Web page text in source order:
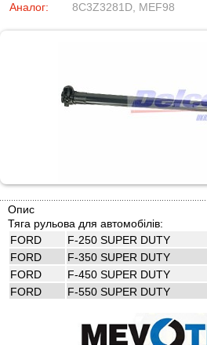
Аналог:
8C3Z3281D, MEF98
Опис
Тяга рульова для автомобілів:
FORD
F-250 SUPER DUTY
FORD
F-350 SUPER DUTY
FORD
F-450 SUPER DUTY
FORD
F-550 SUPER DUTY